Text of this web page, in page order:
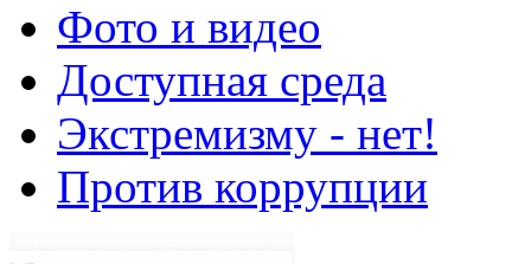
Фото и видео
Доступная среда
Экстремизму - нет!
Против коррупции